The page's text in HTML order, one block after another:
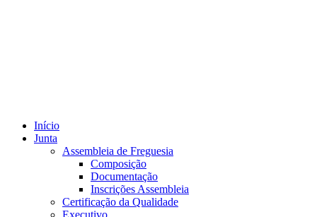
Início
Junta
Assembleia de Freguesia
Composição
Documentação
Inscrições Assembleia
Certificação da Qualidade
Executivo